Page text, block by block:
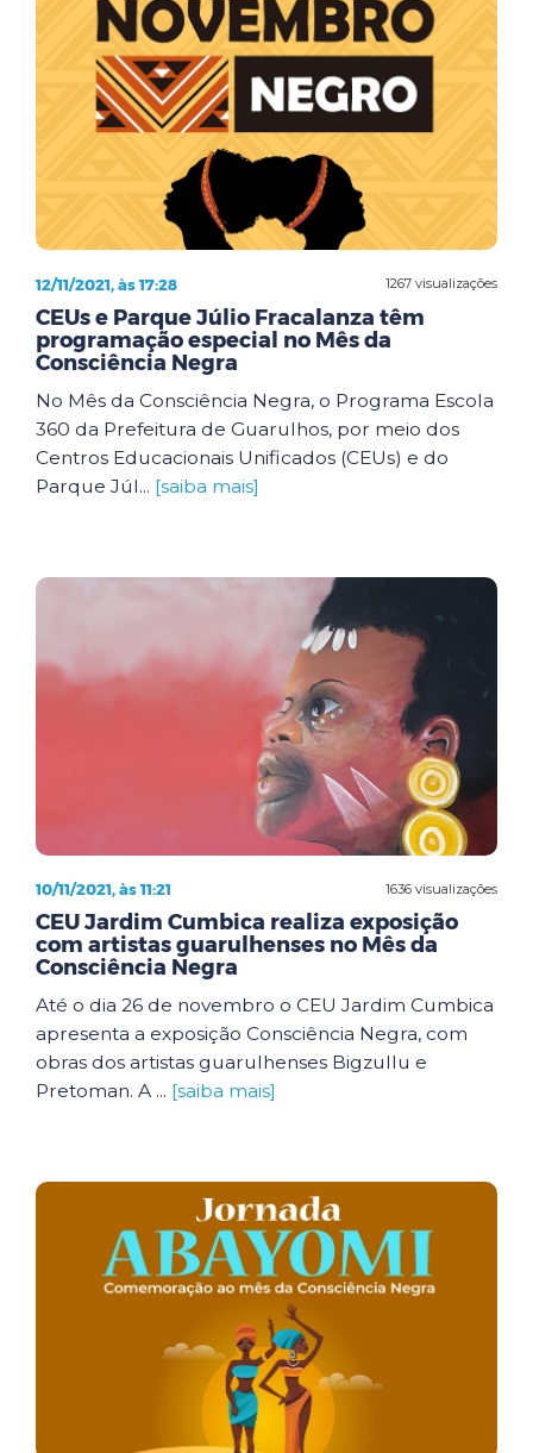
1267 visualizações
12/11/2021, às 17:28
CEUs e Parque Júlio Fracalanza têm
programação especial no Mês da
Consciência Negra
No Mês da Consciência Negra, o Programa Escola
360 da Prefeitura de Guarulhos, por meio dos
Centros Educacionais Unificados (CEUs) e do
Parque Júl... [saiba mais]
1636 visualizações
10/11/2021, às 11:21
CEU Jardim Cumbica realiza exposição
com artistas guarulhenses no Mês da
Consciência Negra
Até o dia 26 de novembro o CEU Jardim Cumbica
apresenta a exposição Consciência Negra, com
obras dos artistas guarulhenses Bigzullu e
Pretoman. A ... [saiba mais]